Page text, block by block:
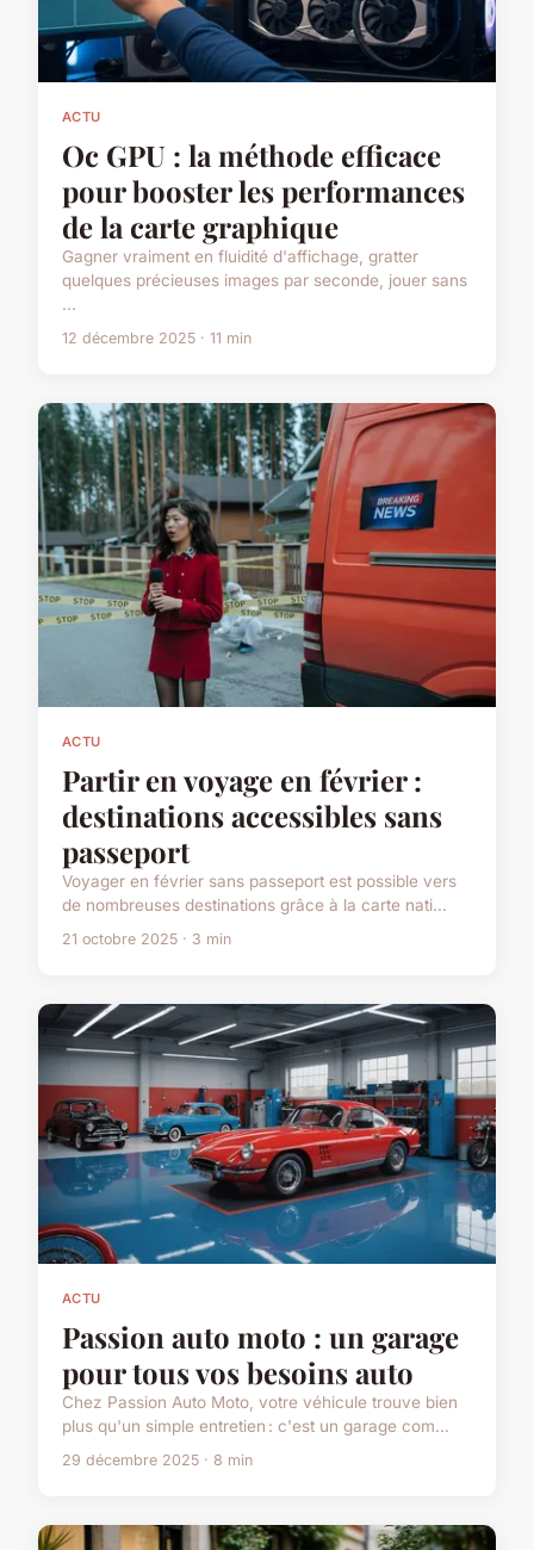
ACTU
Oc GPU : la méthode efficace
pour booster les performances
de la carte graphique
Gagner vraiment en fluidité d'affichage, gratter
quelques précieuses images par seconde, jouer sans
...
12 décembre 2025 · 11 min
ACTU
Partir en voyage en février :
destinations accessibles sans
passeport
Voyager en février sans passeport est possible vers
de nombreuses destinations grâce à la carte nati...
21 octobre 2025 · 3 min
ACTU
Passion auto moto : un garage
pour tous vos besoins auto
Chez Passion Auto Moto, votre véhicule trouve bien
plus qu'un simple entretien : c'est un garage com...
29 décembre 2025 · 8 min